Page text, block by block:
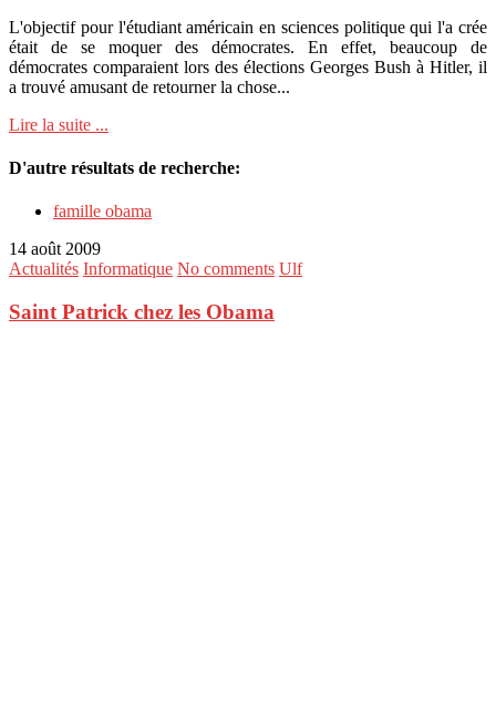
L'objectif pour l'étudiant américain en sciences politique qui l'a crée
était de se moquer des démocrates. En effet, beaucoup de
démocrates comparaient lors des élections Georges Bush à Hitler, il
a trouvé amusant de retourner la chose...
Lire la suite ...
D'autre résultats de recherche:
famille obama
14 août 2009
Actualités Informatique No comments Ulf
Saint Patrick chez les Obama